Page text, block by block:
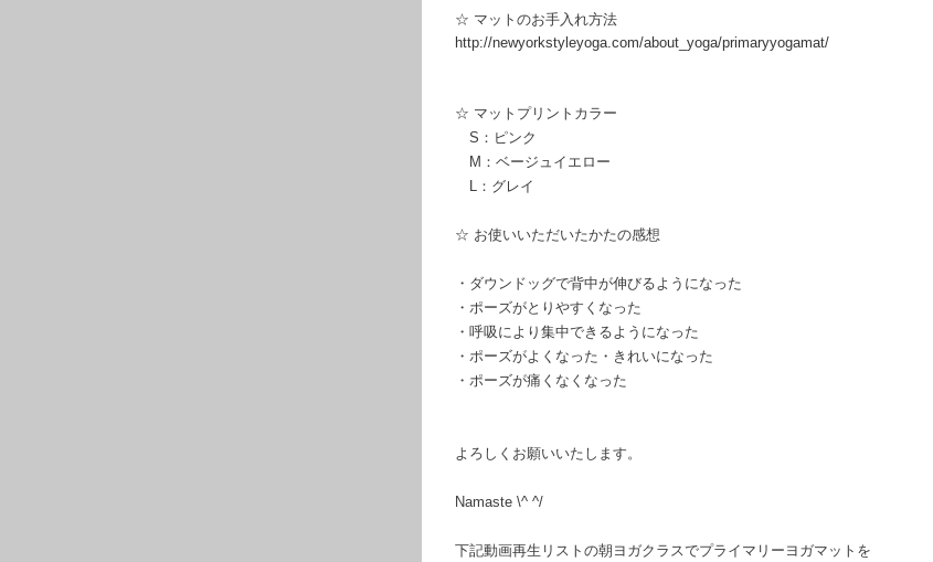
☆ マットのお手入れ方法
http://newyorkstyleyoga.com/about_yoga/primaryyogamat/
☆ マットプリントカラー
S：ピンク
M：ベージュイエロー
L：グレイ
☆ お使いいただいたかたの感想
・ダウンドッグで背中が伸びるようになった
・ポーズがとりやすくなった
・呼吸により集中できるようになった
・ポーズがよくなった・きれいになった
・ポーズが痛くなくなった
よろしくお願いいたします。
Namaste \^ ^/
下記動画再生リストの朝ヨガクラスでプライマリーヨガマットを